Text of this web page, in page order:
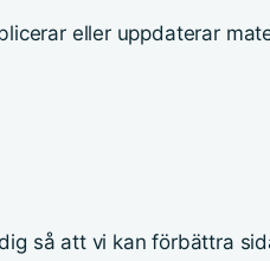
eller uppdaterar
så att vi kan förbättra